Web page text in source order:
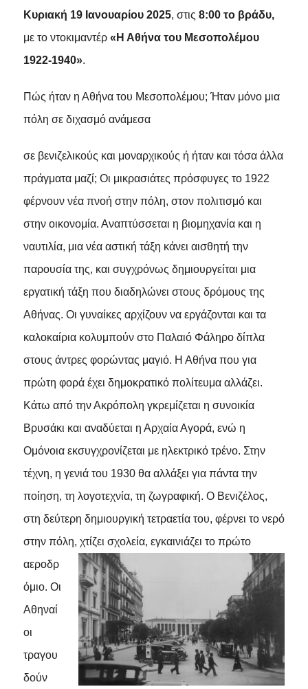
Κυριακή 19 Ιανουαρίου 2025, στις 8:00 το βράδυ,
με το ντοκιμαντέρ «Η Αθήνα του Μεσοπολέμου
1922-1940».
Πώς ήταν η Αθήνα του Μεσοπολέμου; Ήταν μόνο μια
πόλη σε διχασμό ανάμεσα
σε βενιζελικούς και μοναρχικούς ή ήταν και τόσα άλλα
πράγματα μαζί; Οι μικρασιάτες πρόσφυγες το 1922
φέρνουν νέα πνοή στην πόλη, στον πολιτισμό και
στην οικονομία. Αναπτύσσεται η βιομηχανία και η
ναυτιλία, μια νέα αστική τάξη κάνει αισθητή την
παρουσία της, και συγχρόνως δημιουργείται μια
εργατική τάξη που διαδηλώνει στους δρόμους της
Αθήνας. Οι γυναίκες αρχίζουν να εργάζονται και τα
καλοκαίρια κολυμπούν στο Παλαιό Φάληρο δίπλα
στους άντρες φορώντας μαγιό. Η Αθήνα που για
πρώτη φορά έχει δημοκρατικό πολίτευμα αλλάζει.
Κάτω από την Ακρόπολη γκρεμίζεται η συνοικία
Βρυσάκι και αναδύεται η Αρχαία Αγορά, ενώ η
Ομόνοια εκσυγχρονίζεται με ηλεκτρικό τρένο. Στην
τέχνη, η γενιά του 1930 θα αλλάξει για πάντα την
ποίηση, τη λογοτεχνία, τη ζωγραφική. Ο Βενιζέλος,
στη δεύτερη δημιουργική τετραετία του, φέρνει το νερό
στην πόλη, χτίζει σχολεία, εγκαινιάζει το πρώτο
αεροδρ
όμιο. Οι
Αθηναί
οι
τραγου
δούν